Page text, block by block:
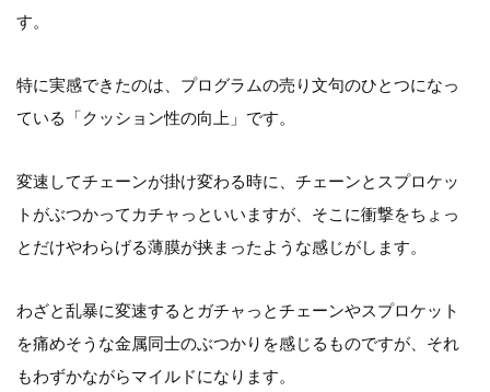
す。
特に実感できたのは、プログラムの売り文句のひとつになっ
ている「クッション性の向上」です。
変速してチェーンが掛け変わる時に、チェーンとスプロケッ
トがぶつかってカチャっといいますが、そこに衝撃をちょっ
とだけやわらげる薄膜が挟まったような感じがします。
わざと乱暴に変速するとガチャっとチェーンやスプロケット
を痛めそうな金属同士のぶつかりを感じるものですが、それ
もわずかながらマイルドになります。